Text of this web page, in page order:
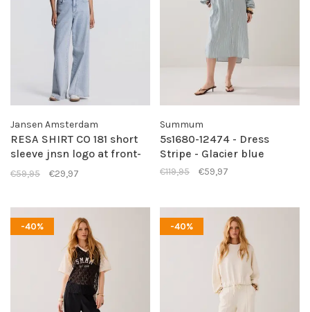
Jansen Amsterdam
RESA SHIRT CO 181 short
sleeve jnsn logo at front-
light pink
€59,95 €29,97
Summum
5s1680-12474 - Dress
Stripe - Glacier blue
€119,95 €59,97
-40% -40%